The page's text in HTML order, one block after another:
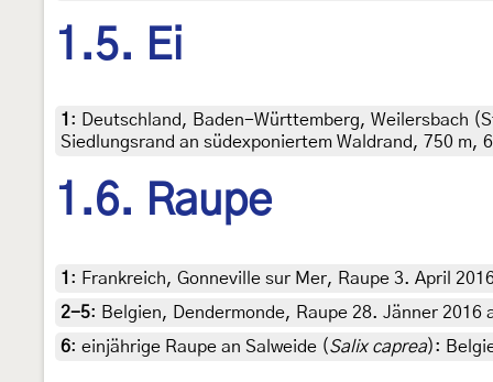
1.5. Ei
1 :
Deutschland, Baden-Württemberg, Weilersbach
Siedlungsrand an südexponiertem Waldrand, 750
1.6. Raupe
1 : Frankreich, Gonneville sur Mer, Raupe 3. April
2-5: Belgien, Dendermonde, Raupe 28. Jänner 2016
6: einjährige Raupe an Salweide (Salix caprea):